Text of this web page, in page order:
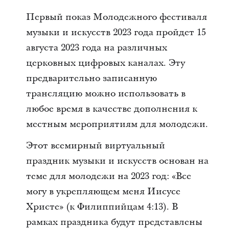
Первый показ Молодежного фестиваля
музыки и искусств 2023 года пройдет 15
августа 2023 года на различных
церковных цифровых каналах. Эту
предварительно записанную
трансляцию можно использовать в
любое время в качестве дополнения к
местным мероприятиям для молодежи.
Этот всемирный виртуальный
праздник музыки и искусств основан на
теме для молодежи на 2023 год: «Все
могу в укрепляющем меня Иисусе
Христе» (к Филиппийцам 4:13). В
рамках праздника будут представлены